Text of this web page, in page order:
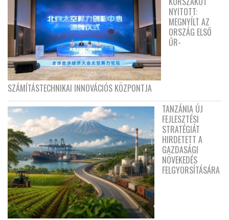
NYITOTT:
MEGNYÍLT AZ
ORSZÁG ELSŐ
ŰR-
SZÁMÍTÁSTECHNIKAI INNOVÁCIÓS KÖZPONTJA
TANZÁNIA ÚJ
FEJLESZTÉSI
STRATÉGIÁT
HIRDETETT A
GAZDASÁGI
NÖVEKEDÉS
FELGYORSÍTÁSÁRA